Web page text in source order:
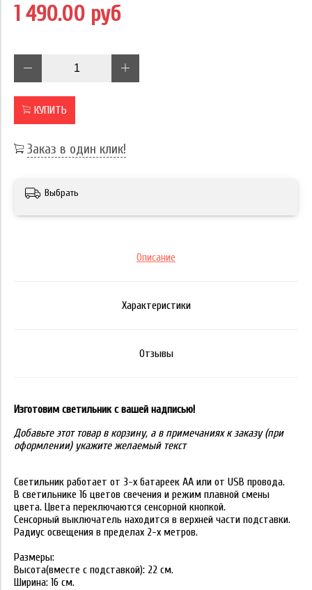
1 490.00 руб
КУПИТЬ
Заказ в один клик!
Выбрать
Описание
Характеристики
Отзывы
Изготовим светильник с вашей надписью!
Добавьте этот товар в корзину, а в примечаниях к заказу (при
оформлении) укажите желаемый текст
Светильник работает от 3-х батареек АА или от USB провода.
В светильнике 16 цветов свечения и режим плавной смены
цвета. Цвета переключаются сенсорной кнопкой.
Сенсорный выключатель находится в верхней части подставки.
Радиус освещения в пределах 2-х метров.
Размеры:
Высота(вместе с подставкой): 22 см.
Ширина: 16 см.